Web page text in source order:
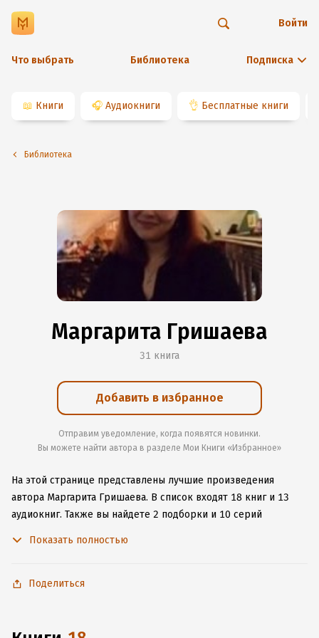
Что выбрать Библиотека Подписка
Войти
📖 Книги 🎧 Аудиокниги 👌 Бесплатные книги
Библиотека
Маргарита Гришаева
31 книга
Добавить в избранное
Отправим уведомление, когда появятся новинки.
Вы можете найти автора в разделе Мои Книги «Избранное»
На этой странице представлены лучшие произведения
автора Маргарита Гришаева. В список входят 18 книг и 13
аудиокниг. Также вы найдете 2 подборки и 10 серий
приложение для iOS или Android, чтобы не расставаться
Показать полностью
Поделиться